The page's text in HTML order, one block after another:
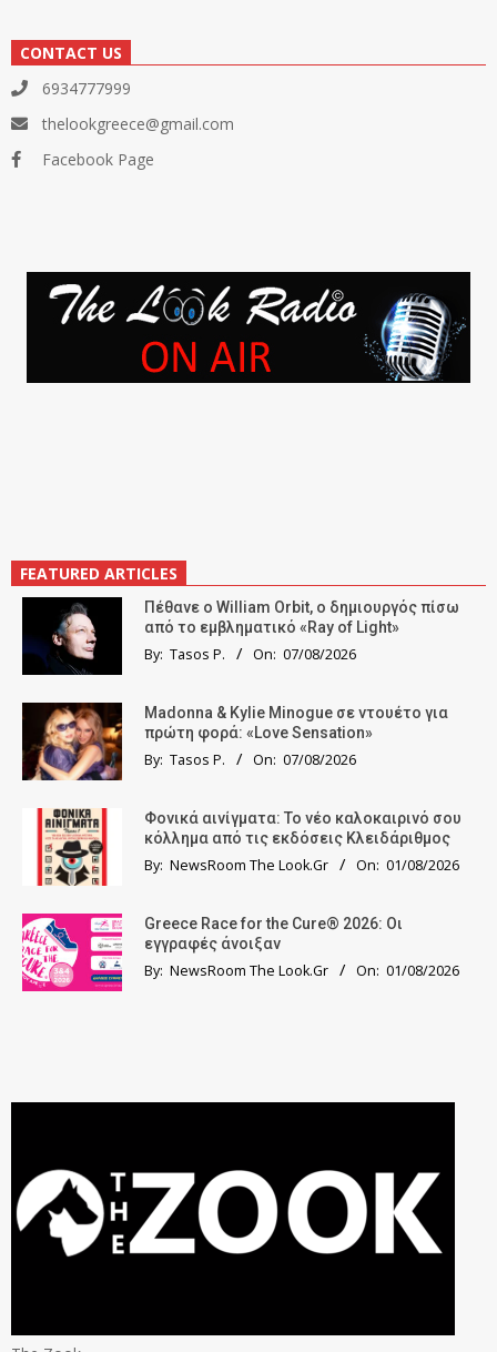
CONTACT US
6934777999
thelookgreece@gmail.com
Facebook Page
FEATURED ARTICLES
Πέθανε ο William Orbit, ο δημιουργός πίσω
από το εμβληματικό «Ray of Light»
By: Tasos P. On: 07/08/2026
Madonna & Kylie Minogue σε ντουέτο για
πρώτη φορά: «Love Sensation»
By: Tasos P. On: 07/08/2026
Φονικά αινίγματα: Το νέο καλοκαιρινό σου
κόλλημα από τις εκδόσεις Κλειδάριθμος
By: NewsRoom The Look.Gr On: 01/08/2026
Greece Race for the Cure® 2026: Οι
εγγραφές άνοιξαν
By: NewsRoom The Look.Gr On: 01/08/2026